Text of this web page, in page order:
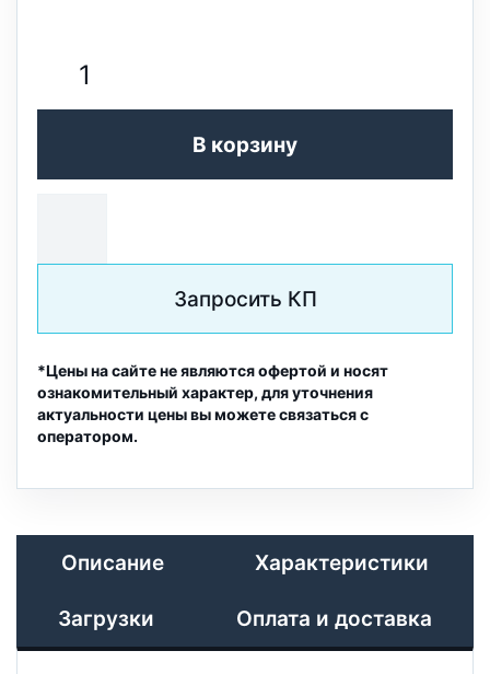
В корзину
Запросить КП
*Цены на сайте не являются офертой и носят
ознакомительный характер, для уточнения
актуальности цены вы можете связаться с
оператором.
Описание Характеристики
Загрузки Оплата и доставка